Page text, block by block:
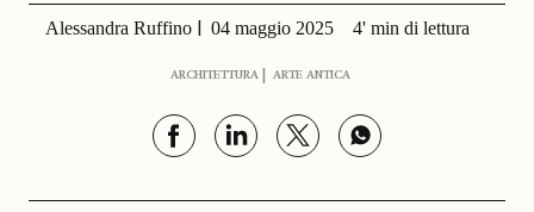
Alessandra Ruffino 04 maggio 2025 4' min di lettura
ARCHITETTURA ARTE ANTICA